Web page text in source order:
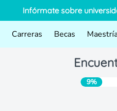
Infórmate sobre
Carreras Becas
9%